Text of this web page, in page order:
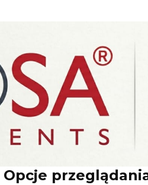
Opcje